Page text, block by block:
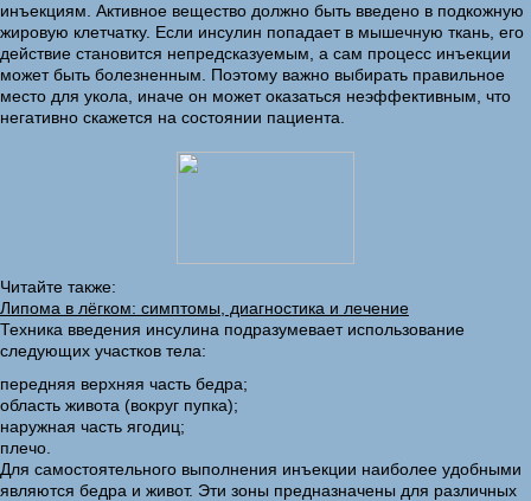
инъекциям. Активное вещество должно быть введено в подкожную
жировую клетчатку. Если инсулин попадает в мышечную ткань, его
действие становится непредсказуемым, а сам процесс инъекции
может быть болезненным. Поэтому важно выбирать правильное
место для укола, иначе он может оказаться неэффективным, что
негативно скажется на состоянии пациента.
Читайте также:
Липома в лёгком: симптомы, диагностика и лечение
Техника введения инсулина подразумевает использование
следующих участков тела:
передняя верхняя часть бедра;
область живота (вокруг пупка);
наружная часть ягодиц;
плечо.
Для самостоятельного выполнения инъекции наиболее удобными
являются бедра и живот. Эти зоны предназначены для различных